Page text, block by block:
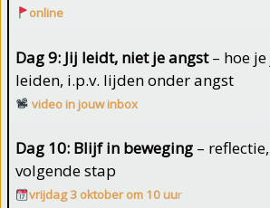
online
Dag 9: Jij leidt, niet je angst– hoe
leiden, i.p.v. lijden onder angst
video in jouw inbox
Dag 10: Blijf in beweging –
volgende stap
vrijdag 3 oktober om 10 uur